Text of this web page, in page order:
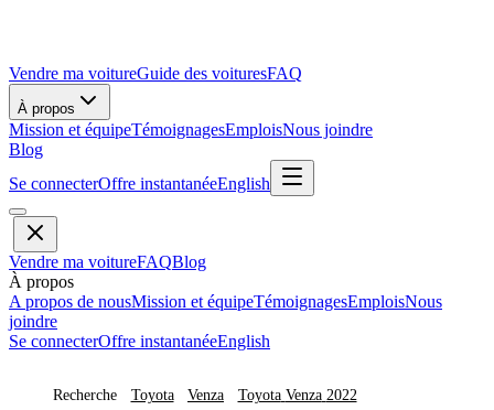
Vendre ma voitureGuide des voituresFAQ
À propos
Mission et équipeTémoignagesEmploisNous joindre
Blog
Se connecterOffre instantanéeEnglish
Vendre ma voitureFAQBlog
À propos
A propos de nousMission et équipeTémoignagesEmploisNous
joindre
Se connecterOffre instantanéeEnglish
Recherche Toyota Venza Toyota Venza 2022